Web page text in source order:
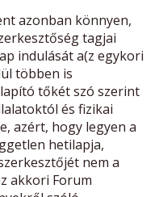
azonban könnyen,
tagjai
indulását a(z egykori
többen is
tőkét szó szerint
és fizikai
azért, hogy legyen a
hetilapja,
nem a
akkori Forum